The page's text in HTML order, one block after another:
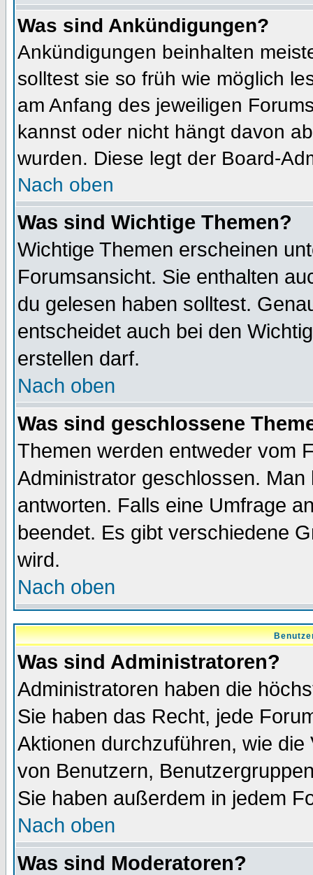
Was sind Ankündigungen?
Ankündigungen beinhalten
solltest sie so früh wie möglich
am Anfang des jeweiligen
kannst oder nicht hängt davon
wurden. Diese legt der Board-
Nach oben
Was sind Wichtige Themen?
Wichtige Themen erscheinen
Forumsansicht. Sie enthalten
du gelesen haben solltest.
entscheidet auch bei den
erstellen darf.
Nach oben
Was sind geschlossene
Themen werden entweder vom
Administrator geschlossen.
antworten. Falls eine Umfrage
beendet. Es gibt verschiedene
wird.
Nach oben
Was sind Administratoren?
Administratoren haben die
Sie haben das Recht, jede
Aktionen durchzuführen, wie
von Benutzern,
Sie haben außerdem in jedem
Nach oben
Was sind Moderatoren?